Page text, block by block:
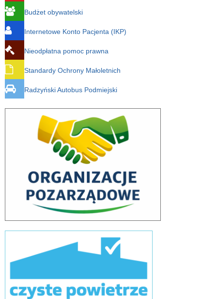
Budżet obywatelski
Internetowe Konto Pacjenta (IKP)
Nieodpłatna pomoc prawna
Standardy Ochrony Małoletnich
Radzyński Autobus Podmiejski